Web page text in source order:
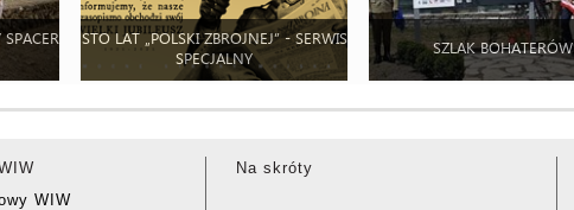
STO LAT „POLSKI ZBROJNEJ” - SERWIS
SPECJALNY
SZLAK BOHATERÓW
WIW
Na skróty